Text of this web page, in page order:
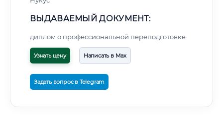
ВЫДАВАЕМЫЙ ДОКУМЕНТ:
диплом о профессиональной переподготовке
Узнать цену Написать в Max
Задать вопрос в Telegram